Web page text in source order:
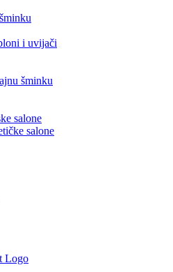
i uvijači
šminku
salone
salone